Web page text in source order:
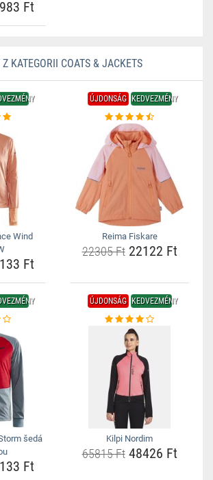
Ft
KATEGORII COATS & JACKETS
Wind
Ft
ÚJDONSÁG KEDVEZMÉNY
Reima Fiskare
22305 Ft22122 Ft
šedá
Ft
ÚJDONSÁG KEDVEZMÉNY
Kilpi Nordim
65815 Ft48426 Ft